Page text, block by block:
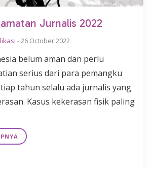
Jurnalis 2022
-26 October 2022
belum aman dan perlu
serius dari para pemangku
tahun selalu ada jurnalis yang
Kasus kekerasan fisik paling